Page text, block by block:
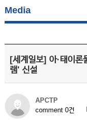
Media
[세계일보] 아·태이론
램' 신설
APCTP
comment 0건